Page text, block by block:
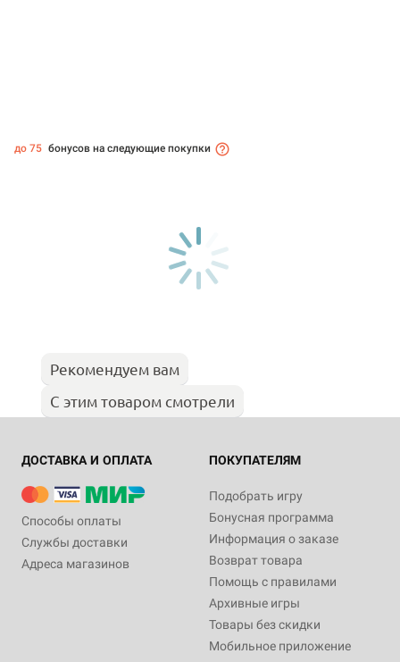
до 75 бонусов на следующие покупки
Рекомендуем вам
С этим товаром смотрели
ДОСТАВКА И ОПЛАТА
Способы оплаты
Службы доставки
Адреса магазинов
ПОКУПАТЕЛЯМ
Подобрать игру
Бонусная программа
Информация о заказе
Возврат товара
Помощь с правилами
Архивные игры
Товары без скидки
Мобильное приложение